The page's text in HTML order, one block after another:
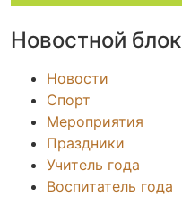
Новостной блок
Новости
Спорт
Мероприятия
Праздники
Учитель года
Воспитатель года